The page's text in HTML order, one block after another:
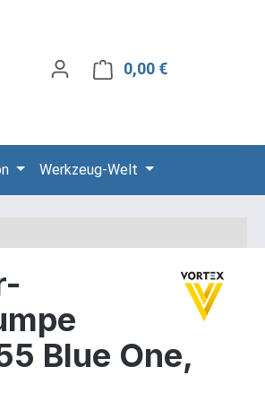
0,00 €Warenkorb
Werkzeug-Welt
Blue One,